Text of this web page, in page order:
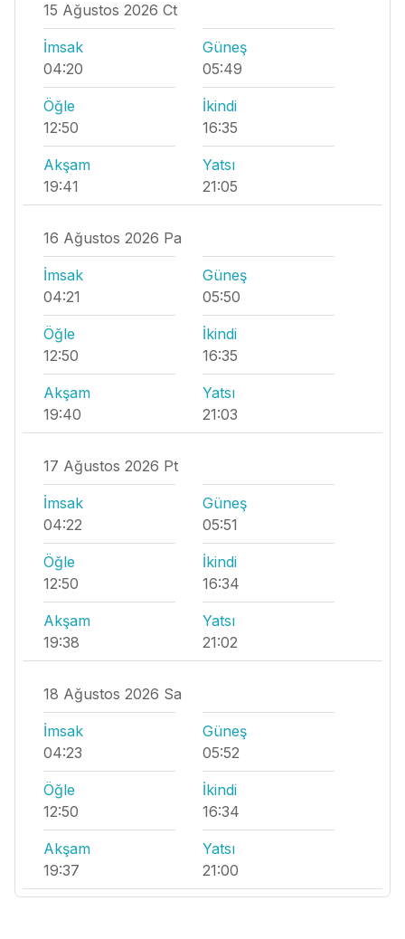
15 Ağustos 2026 Ct
İmsak
04:20
Güneş
05:49
Öğle
12:50
İkindi
16:35
Akşam
19:41
Yatsı
21:05
16 Ağustos 2026 Pa
İmsak
04:21
Güneş
05:50
Öğle
12:50
İkindi
16:35
Akşam
19:40
Yatsı
21:03
17 Ağustos 2026 Pt
İmsak
04:22
Güneş
05:51
Öğle
12:50
İkindi
16:34
Akşam
19:38
Yatsı
21:02
18 Ağustos 2026 Sa
İmsak
04:23
Güneş
05:52
Öğle
12:50
İkindi
16:34
Akşam
19:37
Yatsı
21:00